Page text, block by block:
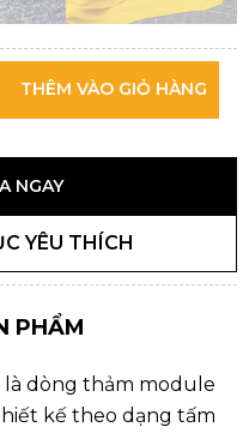
THÊM VÀO GIỎ HÀNG
NGAY
YÊU THÍCH
PHẨM
là dòng thảm module
kế theo dạng tấm